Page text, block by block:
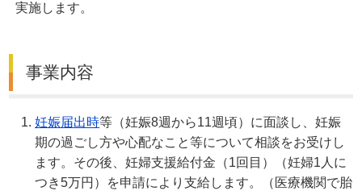
実施します。
事業内容
妊娠届出時等（妊娠8週から11週頃）に面談し、妊娠
期の過ごし方や心配なこと等について相談をお受けし
ます。その後、妊婦支援給付金（1回目）（妊婦1人に
つき5万円）を申請により支給します。（医療機関で胎